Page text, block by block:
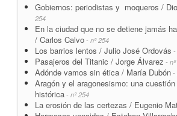
Gobiernos: periodistas y moqueros /
254
En la ciudad que no se detiene jamás
/ Carlos Calvo - nº 254
Los barrios lentos / Julio José Ordovás -
Pasajeros del Titanic / Jorge Álvarez -
Adónde vamos sin ética / María Dubón -
Aragón y el aragonesismo: una
histórica - nº 254
La erosión de las certezas / Eugenio